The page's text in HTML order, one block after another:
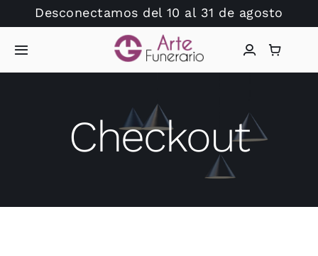
Saltar
contenido
Desconectamos del 10 al 31 de agosto
Toggle
Navigation
Arte Funerario
Checkout